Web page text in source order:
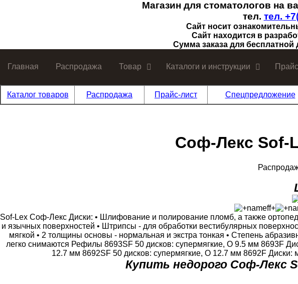
Магазин для стоматологов на
тел. тел.
Сайт носит
Сайт находится в
Сумма заказа для бесплатной
Главная Распродажа Товар Каталоги и инструкции
Каталог товаров Распродажа Прайс-лист Спецпредложение
Соф-Лекс Sof-
Sof-Lex Соф-Лекс Диски: • Шлифование и полирование пломб, а также
и язычных поверхностей • Штрипсы - для обработки вестибулярных
мягкой • 2 толщины основы - нормальная и экстра тонкая • Степень
легко снимаются Рефилы 8693SF 50 дисков: супермягкие, O 9.5 мм 8693F
12.7 мм 8692SF 50 дисков: супермягкие, O 12.7 мм 8692F
Купить недорого Соф-Лекс